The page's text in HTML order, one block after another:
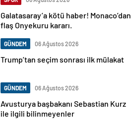
Galatasaray’a kötü haber! Monaco’dan
flaş Onyekuru kararı.
GÜNDEM 06 Ağustos 2026
Trump’tan seçim sonrası ilk mülakat
GÜNDEM 06 Ağustos 2026
Avusturya başbakanı Sebastian Kurz
ile ilgili bilinmeyenler